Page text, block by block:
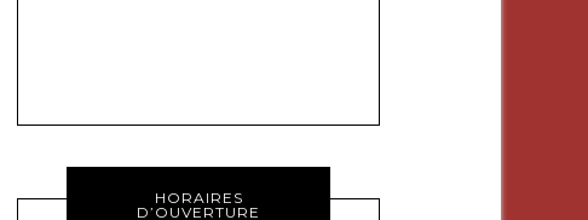
HORAIRES
D’OUVERTURE